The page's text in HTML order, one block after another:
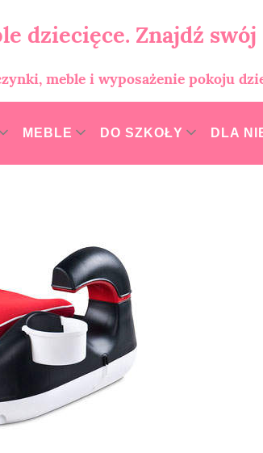
dziecięce. Znajdź
meble i wyposażenie pokoju
MEBLE DO SZKOŁY DLA